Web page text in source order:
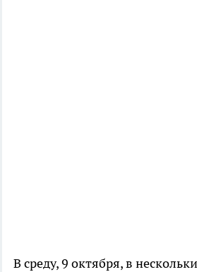
В среду, 9 октября, в